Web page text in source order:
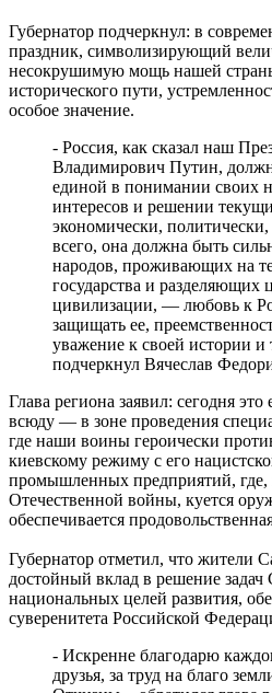
в конкурсе команд вузов
07.08.2026 | 13:08
Востребованная специальность: в
интерес к службе по контракту в
07.08.2026 | 12:58
В Самаре водитель Toyota Camry
пешеходном переходе
07.08.2026 | 12:21
Самарцам рассказали, какие
ребенка из окна
07.08.2026 | 12:19
Как региональный конкурс
предпринимателям выходить на
07.08.2026 | 12:00
Юнармейцы Промышленного
системы
07.08.2026 | 11:47
В двух городах выявили
свалки
07.08.2026 | 11:40
В Самаре продолжается
07.08.2026 | 11:36
В Красноярском районе проверили
школах и детсадах
07.08.2026 | 11:31
Жители Отрадного проходят
компьютерном томографе
07.08.2026 | 11:23
В Тольятти изменят схему
транспорта до 30 сентября
07.08.2026 | 11:22
Елена Дьякова — об истории
"Достояние губернии"
07.08.2026 | 11:20
Губернатор подчеркнул: в
праздник, символизирующий
несокрушимую мощь нашей
исторического пути,
особое значение.
- Россия, как сказал наш
Владимирович Путин,
единой в понимании своих
интересов и решении
экономически,
всего, она должна быть
народов, проживающих на
государства и разделяющих
цивилизации, — любовь к
защищать ее,
уважение к своей истории и
подчеркнул Вячеслав
Глава региона заявил: сегодня это
всюду — в зоне проведения
где наши воины героически
киевскому режиму с его
промышленных предприятий, где,
Отечественной войны, куется
обеспечивается
Губернатор отметил, что жители
достойный вклад в решение
национальных целей развития,
суверенитета Российской
- Искренне благодарю
друзья, за труд на благо